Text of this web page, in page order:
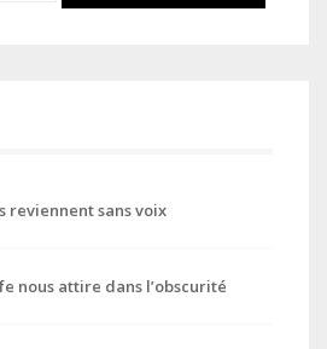
reviennent sans voix
nous attire dans l’obscurité